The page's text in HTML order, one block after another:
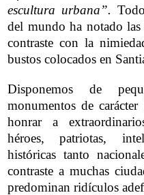
escultura urbana”.
del mundo ha notado las
contraste con la
bustos colocados en
Disponemos de
monumentos de
honrar a
héroes, patriotas,
históricas tanto
contraste a muchas
predominan ridículos